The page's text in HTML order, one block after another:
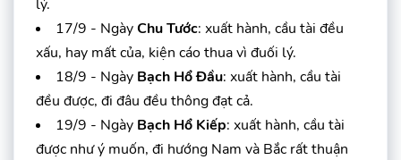
lý.
17/9 - NgàyChu Tước: xuất hành, cầu tài đều
xấu, hay mất của, kiện cáo thua vì đuối lý.
18/9 - Ngày Bạch Hổ Đầu: xuất hành, cầu tài
đều được, đi đâu đều thông đạt cả.
19/9 - Ngày Bạch Hổ Kiếp: xuất hành, cầu tài
được như ý muốn, đi hướng Nam và Bắc rất thuận